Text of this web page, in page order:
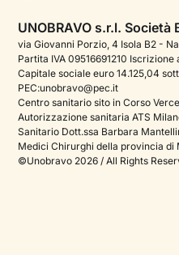
Podcast di psicologia
Corporate
Psicologo italiano
Approfondimenti sulla
Sala stampa
Gestisci cookie
UNOBRAVO s.r.l. Società
via Giovanni Porzio, 4 Isola B2 -
Partita IVA 09516691210 Iscrizione
Capitale sociale euro 14.125,04
PEC:unobravo@pec.it
Centro sanitario sito in Corso
Autorizzazione sanitaria ATS
Sanitario Dott.ssa Barbara
Medici Chirurghi della provincia di
©Unobravo 2026 / All Rights